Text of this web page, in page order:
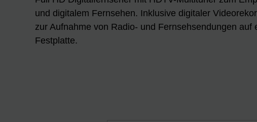
und digitalem Fernsehen. Inklusive digitaler
zur Aufnahme von Radio- und Fernsehsendungen auf
Festplatte.